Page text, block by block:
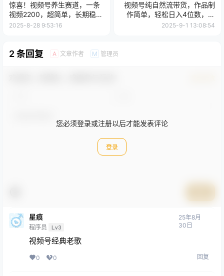
惊喜！视频号养生赛道，一条
视频2200，超简单，长期稳定
可做，有人月入3w+
2025-8-28 9:53:16
视频号纯自然流带货，作品制
作简单，轻松日入4位数，保
姆级教程
2025-9-1 13:08:54
2 条回复 A 文章作者 M 管理员
您必须登录或注册以后才能发表评论
登录
星痕
程序员 Lv3
25年8月
30日
视频号经典老歌
0 0 回复